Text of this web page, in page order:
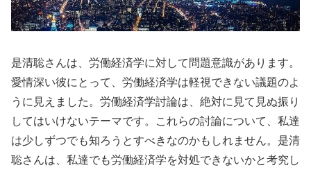
是清聡さんは、労働経済学に対して問題意識があります。
愛情深い彼にとって、労働経済学は軽視できない議題のよ
うに見えました。労働経済学討論は、絶対に見て見ぬ振り
してはいけないテーマです。これらの討論について、私達
は少しずつでも知ろうとすべきなのかもしれません。是清
聡さんは、私達でも労働経済学を対処できないかと考究し